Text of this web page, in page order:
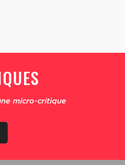
micro-critique